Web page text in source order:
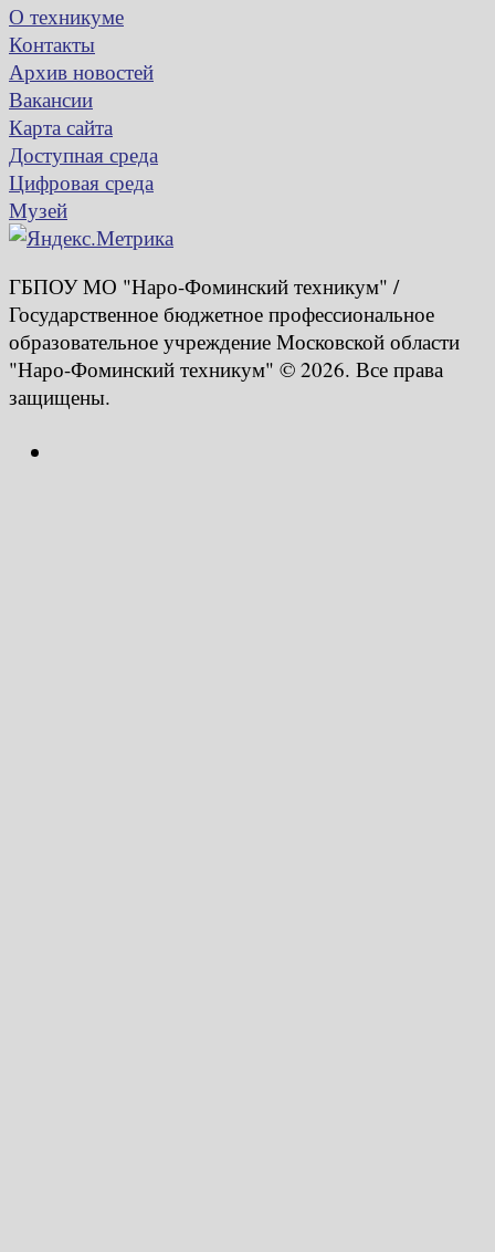
О техникуме
Контакты
Архив новостей
Вакансии
Карта сайта
Доступная среда
Цифровая среда
Музей
ГБПОУ МО "Наро-Фоминский техникум" /
Государственное бюджетное профессиональное
образовательное учреждение Московской области
"Наро-Фоминский техникум" © 2026. Все права
защищены.